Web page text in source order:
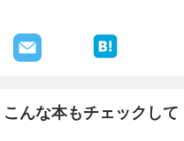
んな本もチェックして